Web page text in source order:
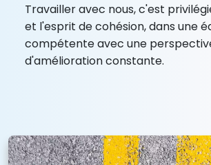
Travailler avec nous, c'est
et l'esprit de cohésion, dans une
compétente avec une
d'amélioration constante.